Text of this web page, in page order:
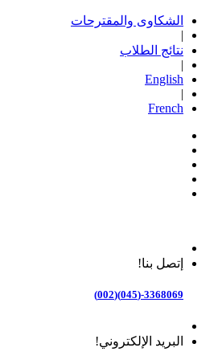
الشكاوى والمقترحات
|
نتائج الطلاب
|
English
|
French
إتصل بنا!
3368069-(045)(002)
البريد الإلكتروني!